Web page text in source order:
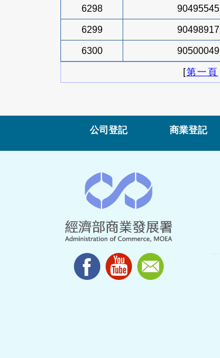
6298 90495545
6299 90498917
6300 90500049
[第一頁
公司登記 商業登記